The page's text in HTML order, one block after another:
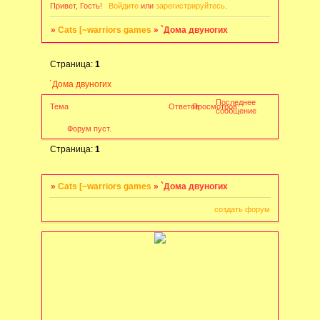
Привет, Гость! Войдитеили зарегистрируйтесь.
»Cats [~warriors games » `Дома двуногих
`Дома двуногих
Страница:1
Тема ОтветовПросмотровПоследнее
сообщение
Форум пуст.
Страница:1
»Cats [~warriors games » `Дома двуногих
создать форум